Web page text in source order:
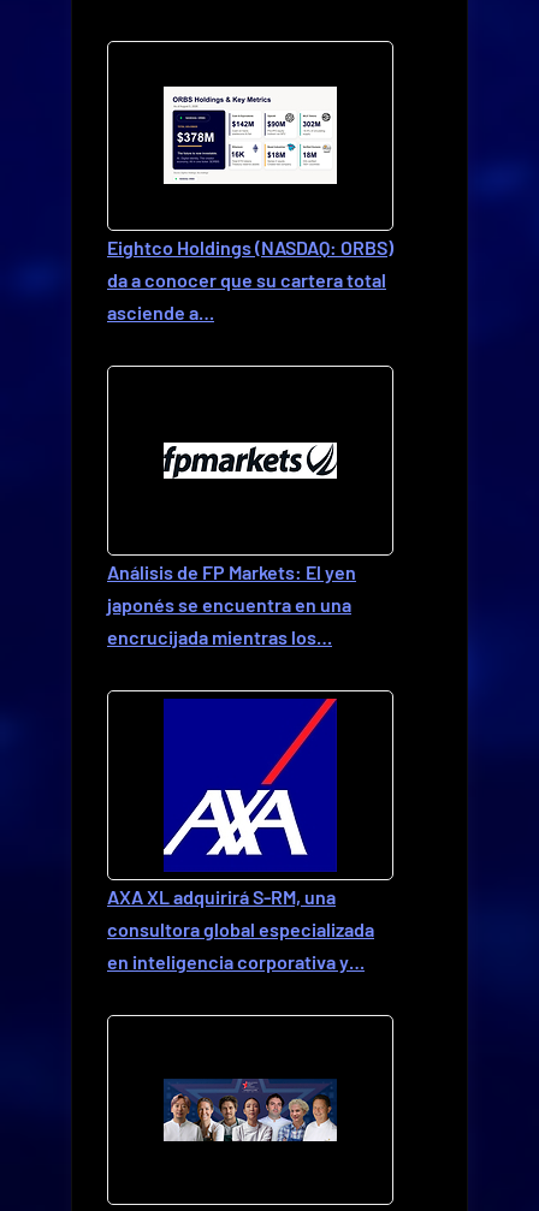
Eightco Holdings (NASDAQ: ORBS)
da a conocer que su cartera total
asciende a…
Análisis de FP Markets: El yen
japonés se encuentra en una
encrucijada mientras los…
AXA XL adquirirá S-RM, una
consultora global especializada
en inteligencia corporativa y…